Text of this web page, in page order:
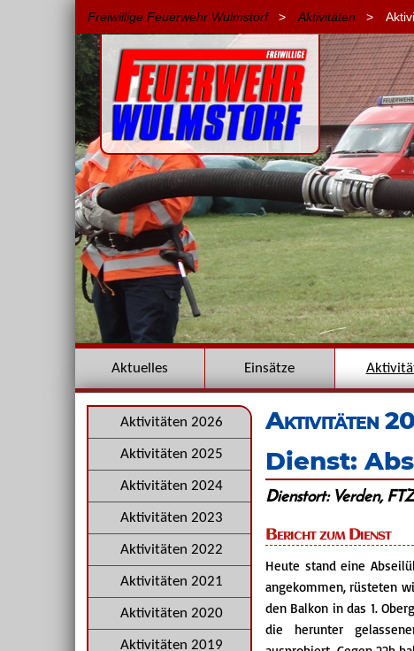
Freiwillige Feuerwehr Wulmstorf> Aktivitäten >
Navigation
überspringen
Aktuelles Einsätze
Aktivitäten
Dienst:
Dienstort: Verden, FTZ
Bericht zum Dienst
Heute stand eine
angekommen, rüsteten
den Balkon in das 1.
die herunter
Navigation
überspringen
Aktivitäten 2026
Aktivitäten 2025
Aktivitäten 2024
Aktivitäten 2023
Aktivitäten 2022
Aktivitäten 2021
Aktivitäten 2020
Aktivitäten 2019